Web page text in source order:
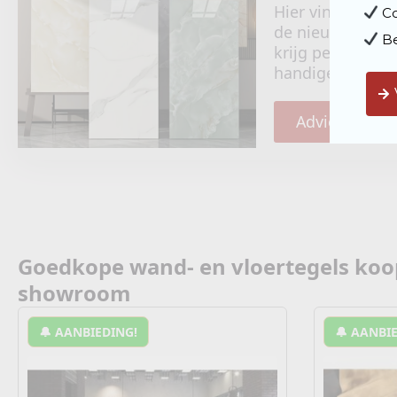
Hier vind je
de nieuwste
krijg persoonlijk
handige tips en
Advies &
Goedkope wand- en vloertegels
showroom
🔔 AANBIEDING! 🔔